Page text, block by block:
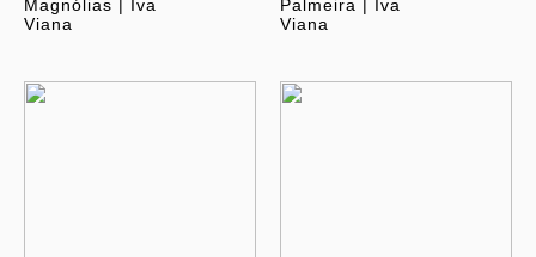
Magnólias | Iva
Viana
Palmeira | Iva
Viana